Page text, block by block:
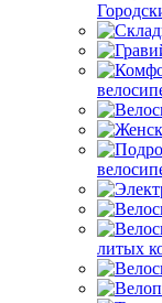
литых